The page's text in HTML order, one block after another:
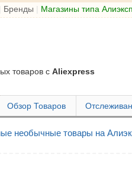
Бренды | Магазины типа
товаров с Aliexpress
Обзор Товаров
необычные товары на